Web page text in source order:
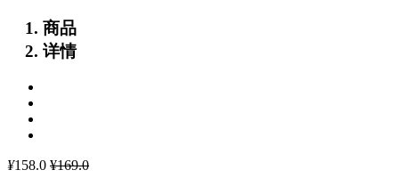
商品
详情
¥158.0 ¥169.0